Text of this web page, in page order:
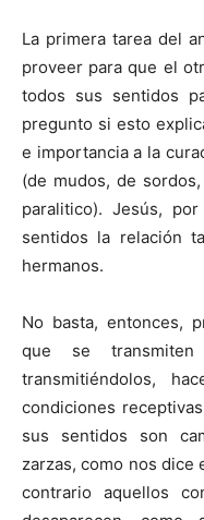
La primera tarea del
proveer para que el
todos sus sentidos
pregunto si esto
e importancia a la
(de mudos, de
paralitico). Jesús,
sentidos la relación
hermanos.
No basta, entonces,
que se transmiten
transmitiéndolos,
condiciones
sus sentidos son
zarzas, como nos dice
contrario aquellos